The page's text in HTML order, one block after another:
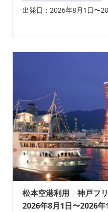
出発日：2026年8月1日〜
松本空港利用 神戸フ
2026年8月1日〜2026